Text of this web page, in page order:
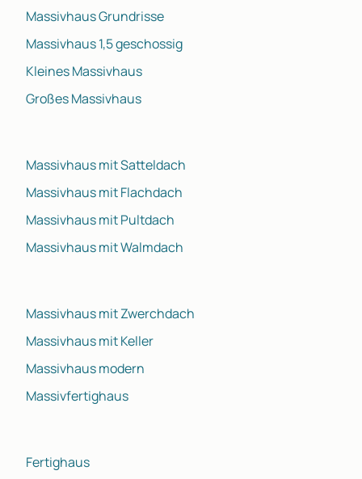
Massivhaus Grundrisse
Massivhaus 1,5 geschossig
Kleines Massivhaus
Großes Massivhaus
Massivhaus mit Satteldach
Massivhaus mit Flachdach
Massivhaus mit Pultdach
Massivhaus mit Walmdach
Massivhaus mit Zwerchdach
Massivhaus mit Keller
Massivhaus modern
Massivfertighaus
Fertighaus